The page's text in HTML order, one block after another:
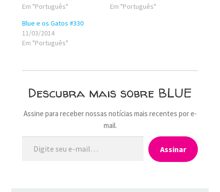
Em "Português"
Em "Português"
Blue e os Gatos #330
11/03/2014
Em "Português"
Descubra mais sobre BLUE
Assine para receber nossas notícias mais recentes por e-
mail.
Digite seu e-mail…
Assinar